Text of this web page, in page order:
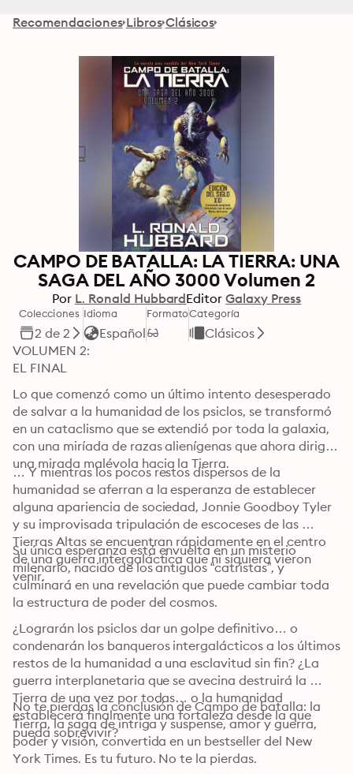
Recomendaciones Libros Clásicos
CAMPO DE BATALLA: LA TIERRA: UNA
SAGA DEL AÑO 3000 Volumen 2
Por L. Ronald HubbardEditor Galaxy Press
Colecciones
2 de 2
Idioma
Español
FormatoCategoría
Clásicos
VOLUMEN 2:
EL FINAL
Lo que comenzó como un último intento desesperado
de salvar a la humanidad de los psiclos, se transformó
en un cataclismo que se extendió por toda la galaxia,
con una miríada de razas alienígenas que ahora dirigen
una mirada malévola hacia la Tierra.
… Y mientras los pocos restos dispersos de la
humanidad se aferran a la esperanza de establecer
alguna apariencia de sociedad, Jonnie Goodboy Tyler
y su improvisada tripulación de escoceses de las
Tierras Altas se encuentran rápidamente en el centro
de una guerra intergaláctica que ni siquiera vieron
venir.
Su única esperanza está envuelta en un misterio
milenario, nacido de los antiguos “catristas”, y
culminará en una revelación que puede cambiar toda
la estructura de poder del cosmos.
¿Lograrán los psiclos dar un golpe definitivo… o
condenarán los banqueros intergalácticos a los últimos
restos de la humanidad a una esclavitud sin fin? ¿La
guerra interplanetaria que se avecina destruirá la
Tierra de una vez por todas… o la humanidad
establecerá finalmente una fortaleza desde la que
pueda sobrevivir?
No te pierdas la conclusión de Campo de batalla: la
Tierra, la saga de intriga y suspense, amor y guerra,
poder y visión, convertida en un bestseller del New
York Times. Es tu futuro. No te la pierdas.